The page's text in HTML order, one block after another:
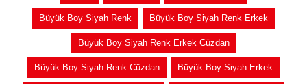
Büyük Boy Siyah Renk Büyük Boy Siyah Renk Erkek
Büyük Boy Siyah Renk Erkek Cüzdan
Büyük Boy Siyah Renk Cüzdan Büyük Boy Siyah Erkek